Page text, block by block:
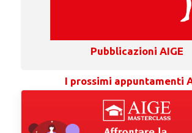
Pubblicazioni AIGE
I prossimi appuntamenti